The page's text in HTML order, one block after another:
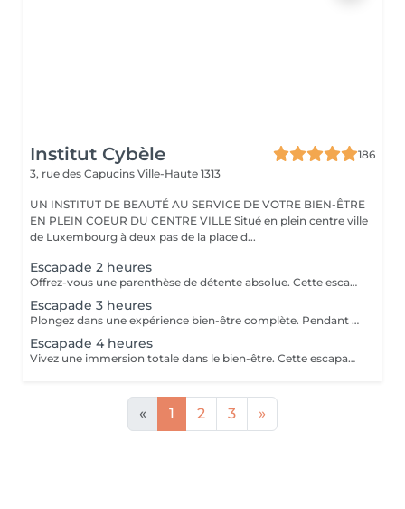
Institut Cybèle
186
3, rue des Capucins Ville-Haute 1313
UN INSTITUT DE BEAUTÉ AU SERVICE DE VOTRE BIEN-ÊTRE
EN PLEIN COEUR DU CENTRE VILLE Situé en plein centre ville
de Luxembourg à deux pas de la place d...
Escapade 2 heures
Offrez-vous une parenthèse de détente absolue. Cette escapade de 2 heures est idéale pour relâcher les tensions, se ressourcer et s'accorder un moment de bien-être hors du temps. Une pause parfaite pour le corps et l'esprit. Gommage au sable noir du corps, aux effluves boisées d'encens, de feuilles de verveine séchées et citron vert. Massage relaxant du corps à l'huile chaude aux notes ambrées et vanillées. Soin visage coup d'éclat
Escapade 3 heures
Plongez dans une expérience bien-être complète. Pendant 3 heures, laissez-vous envelopper par une atmosphère apaisante, pensée pour une relaxation profonde et durable. Le parfait équilibre entre lâcher-prise, soin et évasion. Gommage du corps gommage hindou aux effluves sucrés d'amande et de pistache. Enveloppement traditionnel du corps au curcuma et santal qui rendra un éclat à votre peau et la laissera douce comme de la soie. Soin visage nourrissant et régénérant à l'huile d'argan Le chois des produits utilisés peuvent être modifiés en fonction des saisons et des goûts de chacun.
Escapade 4 heures
Vivez une immersion totale dans le bien-être. Cette escapade de 4 heures vous invite à un voyage sensoriel d'exception, dédié à la détente intense, au ressourcement et au plaisir de prendre du temps pour soi. Une expérience luxueuse et inoubliable. Gommage reminéralisant au sel de la mer morte Enveloppement réparateur intense au beurre d'arganier Massage complet aux huiles chaudes des pieds à la tête Soin visage oxygénant et nourrissant Manucure et pédicure Ls produits utilisés peuvent varier en fonction des saisons ou des goûts de chacun.
« 1 2 3 »